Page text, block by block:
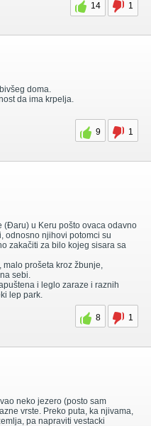
14
1
doma.
da ima krpelja.
9
1
(Đaru) u Keru pošto ovaca odavno
odnosno njihovi potomci su
zakačiti za bilo kojeg sisara sa
malo prošeta kroz žbunje,
sebi.
i leglo zaraze i raznih
lep park.
8
1
neko jezero (posto sam
vrste. Preko puta, ka njivama,
pa napraviti vestacki